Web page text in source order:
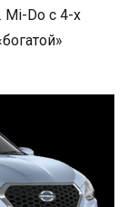
Mi-Do с 4-х